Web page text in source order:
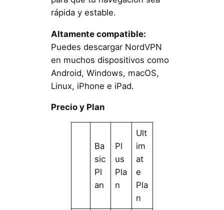
rápida y estable.
Altamente compatible:
Puedes descargar NordVPN
en muchos dispositivos como
Android, Windows, macOS,
Linux, iPhone e iPad.
Precio y Plan
Ba
sic
Pl
an
Pl
us
Pla
n
Ult
im
at
e
Pla
n